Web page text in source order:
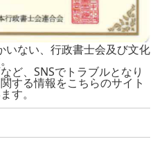
いない、行政書士会及び文化
ど、SNSでトラブルとなり
する情報をこちらのサイト
す。